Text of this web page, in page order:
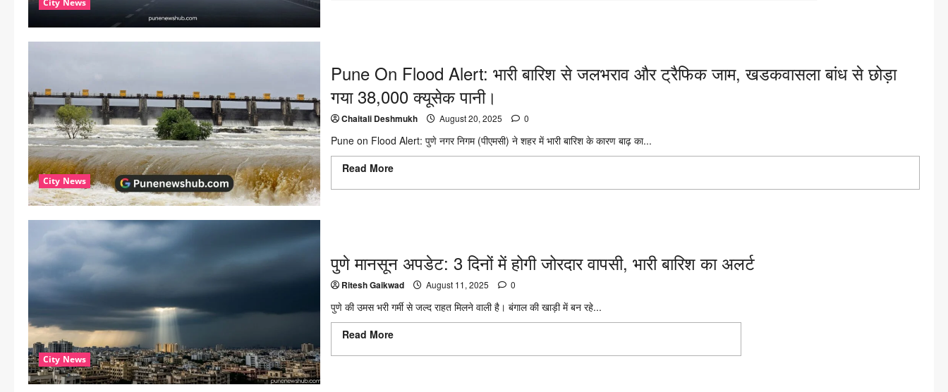
City News
City News
Pune On Flood Alert: भारी बारिश से जलभराव और ट्रैफिक जाम, खडकवासला बांध से छोड़ा
गया 38,000 क्यूसेक पानी।
Chaitali Deshmukh August 20, 2025 0
Pune on Flood Alert: पुणे नगर निगम (पीएमसी) ने शहर में भारी बारिश के कारण बाढ़ का...
Read More
City News
पुणे मानसून अपडेट: 3 दिनों में होगी जोरदार वापसी, भारी बारिश का अलर्ट
Ritesh Gaikwad August 11, 2025 0
पुणे की उमस भरी गर्मी से जल्द राहत मिलने वाली है। बंगाल की खाड़ी में बन रहे...
Read More